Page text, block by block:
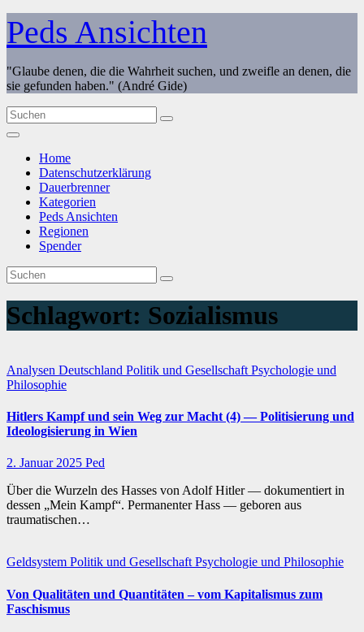
Zum
Inhalt
springen
Peds Ansichten
"Glaube denen, die die Wahrheit suchen, und zweifle an denen, die
sie gefunden haben." (André Gide)
Home
Datenschutzerklärung
Dauerbrenner
Kategorien
Peds Ansichten
Regionen
Spender
Schlagwort: Sozialismus
Analysen Deutschland Politik und Gesellschaft Psychologie und
Philosophie
Hitlers Kampf und sein Weg zur Macht (4) — Politisierung und
Ideologisierung in Wien
2. Januar 2025 Ped
Über die Wurzeln des Hasses von Adolf Hitler — dokumentiert in
dessen „Mein Kampf“. Permanenter Hass — geboren aus
traumatischen…
Geldsystem Politik und GesellschaftPsychologie und Philosophie
Von Qualitäten und Quantitäten – vom Kapitalismus zum
Faschismus